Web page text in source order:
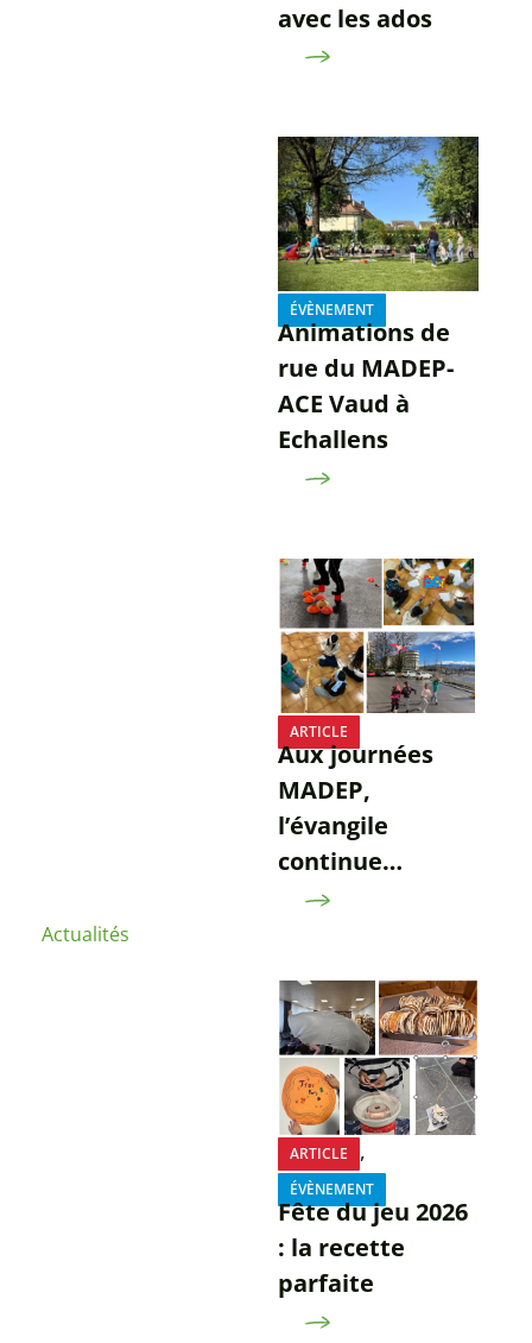
Actualités
avec les ados
ÉVÈNEMENT
Animations de
rue du MADEP-
ACE Vaud à
Echallens
ARTICLE
Aux journées
MADEP,
l’évangile
continue…
ARTICLE ,
ÉVÈNEMENT
Fête du jeu 2026
: la recette
parfaite